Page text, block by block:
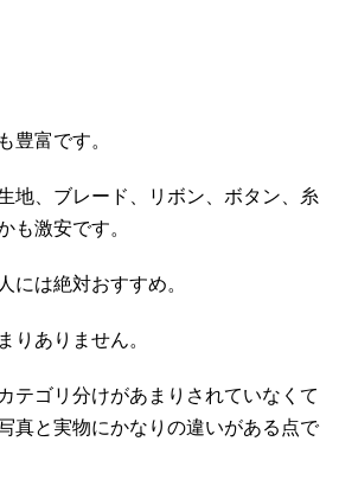
豊富です。
地、ブレード、リボン、ボタン、糸
も激安です。
には絶対おすすめ。
りありません。
テゴリ分けがあまりされていなくて
真と実物にかなりの違いがある点で